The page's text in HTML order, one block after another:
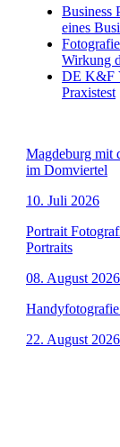
Business
eines
Wirkung
DE K&F
Praxistest
Magdeburg mit
im Domviertel
10. Juli 2026
Portrait
Portraits
08. August 2026
22. August 2026